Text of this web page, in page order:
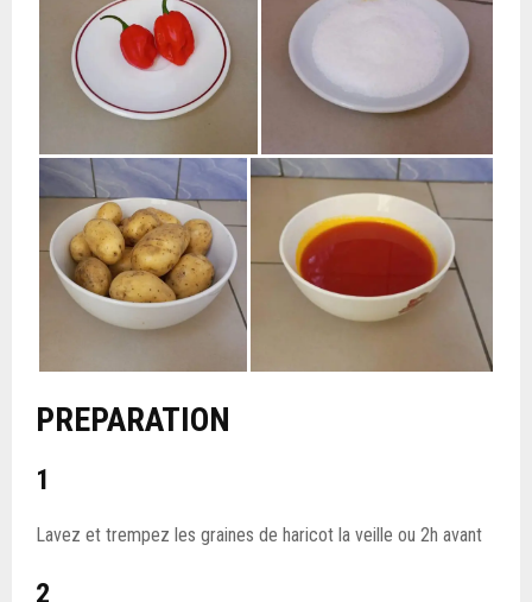
PREPARATION
1
Lavez et trempez les graines de haricot la veille ou 2h avant
2